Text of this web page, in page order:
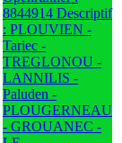
8844914 Descriptif
: PLOUVIEN -
Tariec -
TREGLONOU -
LANNILIS -
Paluden -
PLOUGERNEAU
- GROUANEC -